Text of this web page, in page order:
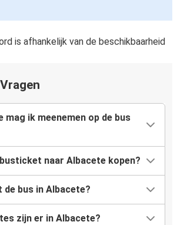
is afhankelijk van de beschikbaarheid
mag ik meenemen op de bus
naar Albacete kopen?
de bus in Albacete?
zijn er in Albacete?